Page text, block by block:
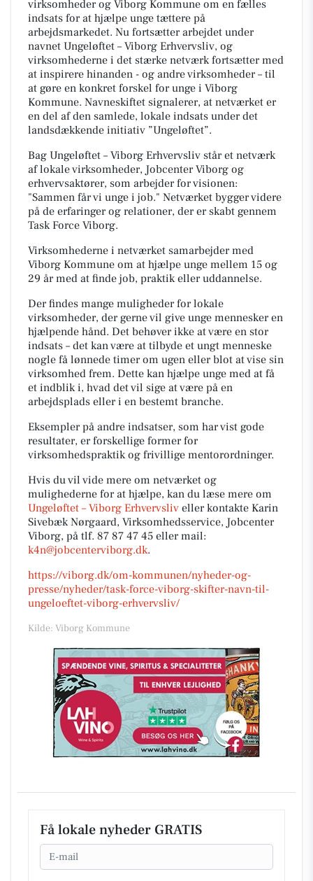
virksomheder og Viborg Kommune om en fælles
indsats for at hjælpe unge tættere på
arbejdsmarkedet. Nu fortsætter arbejdet under
navnet Ungeløftet – Viborg Erhvervsliv, og
virksomhederne i det stærke netværk fortsætter med
at inspirere hinanden - og andre virksomheder – til
at gøre en konkret forskel for unge i Viborg
Kommune. Navneskiftet signalerer, at netværket er
en del af den samlede, lokale indsats under det
landsdækkende initiativ ”Ungeløftet”.
Bag Ungeløftet – Viborg Erhvervsliv står et netværk
af lokale virksomheder, Jobcenter Viborg og
erhvervsaktører, som arbejder for visionen:
"Sammen får vi unge i job." Netværket bygger videre
på de erfaringer og relationer, der er skabt gennem
Task Force Viborg.
Virksomhederne i netværket samarbejder med
Viborg Kommune om at hjælpe unge mellem 15 og
29 år med at finde job, praktik eller uddannelse.
Der findes mange muligheder for lokale
virksomheder, der gerne vil give unge mennesker en
hjælpende hånd. Det behøver ikke at være en stor
indsats – det kan være at tilbyde et ungt menneske
nogle få lønnede timer om ugen eller blot at vise sin
virksomhed frem. Dette kan hjælpe unge med at få
et indblik i, hvad det vil sige at være på en
arbejdsplads eller i en bestemt branche.
Eksempler på andre indsatser, som har vist gode
resultater, er forskellige former for
virksomhedspraktik og frivillige mentorordninger.
Hvis du vil vide mere om netværket og
mulighederne for at hjælpe, kan du læse mere om
Ungeløftet – Viborg Erhvervsliv eller kontakte Karin
Sivebæk Nørgaard, Virksomhedsservice, Jobcenter
Viborg, på tlf. 87 87 47 45 eller mail:
k4n@jobcenterviborg.dk.
https://viborg.dk/om-kommunen/nyheder-og-
presse/nyheder/task-force-viborg-skifter-navn-til-
ungeloeftet-viborg-erhvervsliv/
Kilde: Viborg Kommune
Få lokale nyheder GRATIS
Email